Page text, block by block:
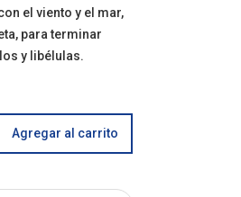
el viento y el mar,
para terminar
y libélulas.
Agregar al carrito